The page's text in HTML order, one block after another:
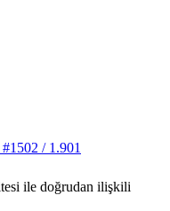
#1502 / 1.901
ile doğrudan ilişkili